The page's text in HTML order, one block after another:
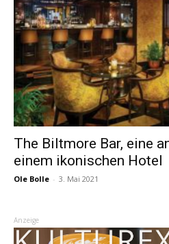
The Biltmore Bar, eine
einem ikonischen Hotel
Ole Bolle - 3. Mai 2021
Anzeige